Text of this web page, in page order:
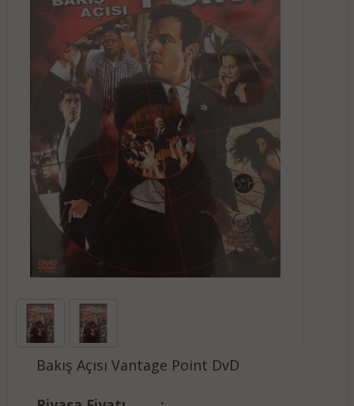
Bakış Açısı Vantage Point DvD